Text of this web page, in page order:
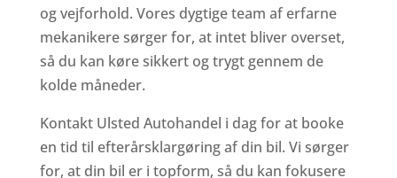
og vejforhold. Vores dygtige team af erfarne
mekanikere sørger for, at intet bliver overset,
så du kan køre sikkert og trygt gennem de
kolde måneder.
Kontakt Ulsted Autohandel i dag for at booke
en tid til efterårsklargøring af din bil. Vi sørger
for, at din bil er i topform, så du kan fokusere